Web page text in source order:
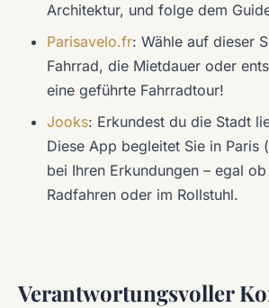
Architektur, und folge dem
Parisavelo.fr: Wähle auf dieser
Fahrrad, die Mietdauer oder
eine geführte Fahrradtour!
Jooks: Erkundest du die Stadt
Diese App begleitet Sie in Paris
bei Ihren Erkundungen – egal
Radfahren oder im Rollstuhl.
Verantwortungsvoller